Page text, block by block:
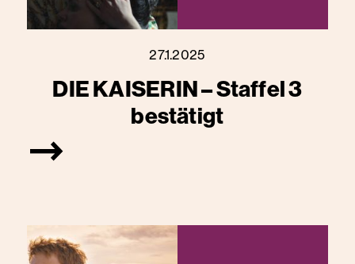
27.1.2025
DIE KAISERIN – Staffel 3
bestätigt